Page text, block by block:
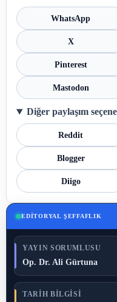
WhatsApp
X
Pinterest
Mastodon
Diğer paylaşım
Reddit
Blogger
Diigo
EDITORYAL ŞEFFAFLIK
YAYIN SORUMLUSU
Op. Dr. Ali Gürtuna
TARIH BILGISI